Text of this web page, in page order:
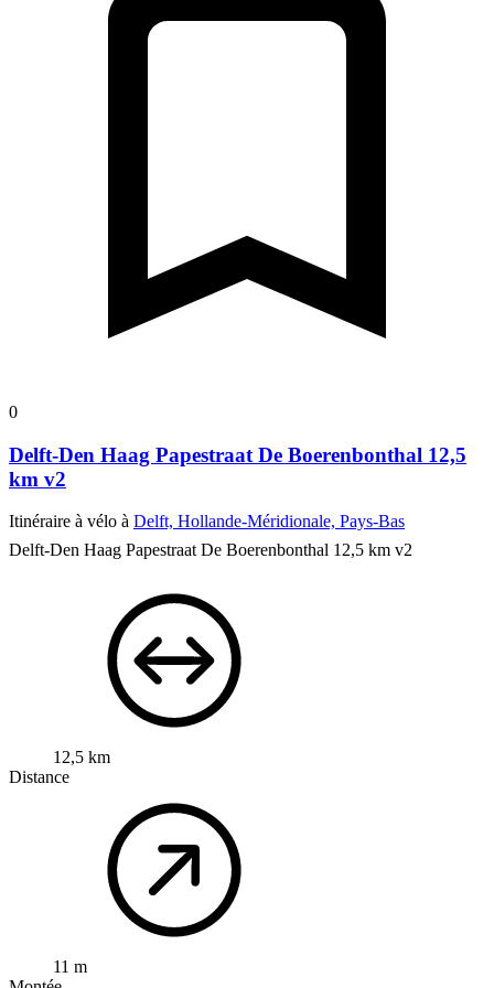
0
Delft-Den Haag Papestraat De Boerenbonthal 12,5
km v2
Itinéraire à vélo à Delft, Hollande-Méridionale, Pays-Bas
Delft-Den Haag Papestraat De Boerenbonthal 12,5 km v2
12,5 km
Distance
11 m